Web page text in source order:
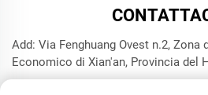
Add: Via Fenghuang Ovest n.2, Zona
Economico di Xian'an, Provincia del